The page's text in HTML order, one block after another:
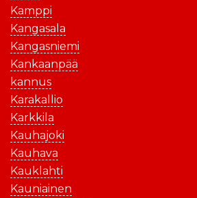
Kamppi
Kangasala
Kangasniemi
Kankaanpää
kannus
Karakallio
Karkkila
Kauhajoki
Kauhava
Kauklahti
Kauniainen